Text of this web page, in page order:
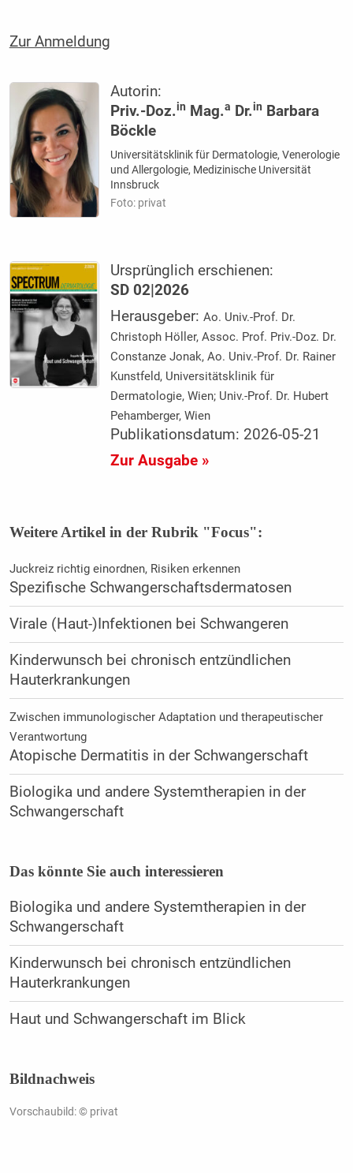
Zur Anmeldung
Autorin:
Priv.-Doz.in Mag.a Dr.in
Barbara
Böckle
Universitätsklinik für Dermatologie, Venerologie
und Allergologie, Medizinische Universität
Innsbruck
Foto: privat
Ursprünglich erschienen:
SD 02|2026
Herausgeber:Ao. Univ.-Prof. Dr.
Christoph Höller, Assoc. Prof. Priv.-Doz. Dr.
Constanze Jonak, Ao. Univ.-Prof. Dr. Rainer
Kunstfeld, Universitätsklinik für
Dermatologie, Wien; Univ.-Prof. Dr. Hubert
Pehamberger, Wien
Publikationsdatum: 2026-05-21
Zur Ausgabe »
Weitere Artikel in der Rubrik "Focus":
Juckreiz richtig einordnen, Risiken erkennen
Spezifische Schwangerschaftsdermatosen
Virale (Haut-)Infektionen bei Schwangeren
Kinderwunsch bei chronisch entzündlichen
Hauterkrankungen
Zwischen immunologischer Adaptation und therapeutischer
Verantwortung
Atopische Dermatitis in der Schwangerschaft
Biologika und andere Systemtherapien in der
Schwangerschaft
Das könnte Sie auch interessieren
Biologika und andere Systemtherapien in der
Schwangerschaft
Kinderwunsch bei chronisch entzündlichen
Hauterkrankungen
Haut und Schwangerschaft im Blick
Bildnachweis
Vorschaubild: © privat